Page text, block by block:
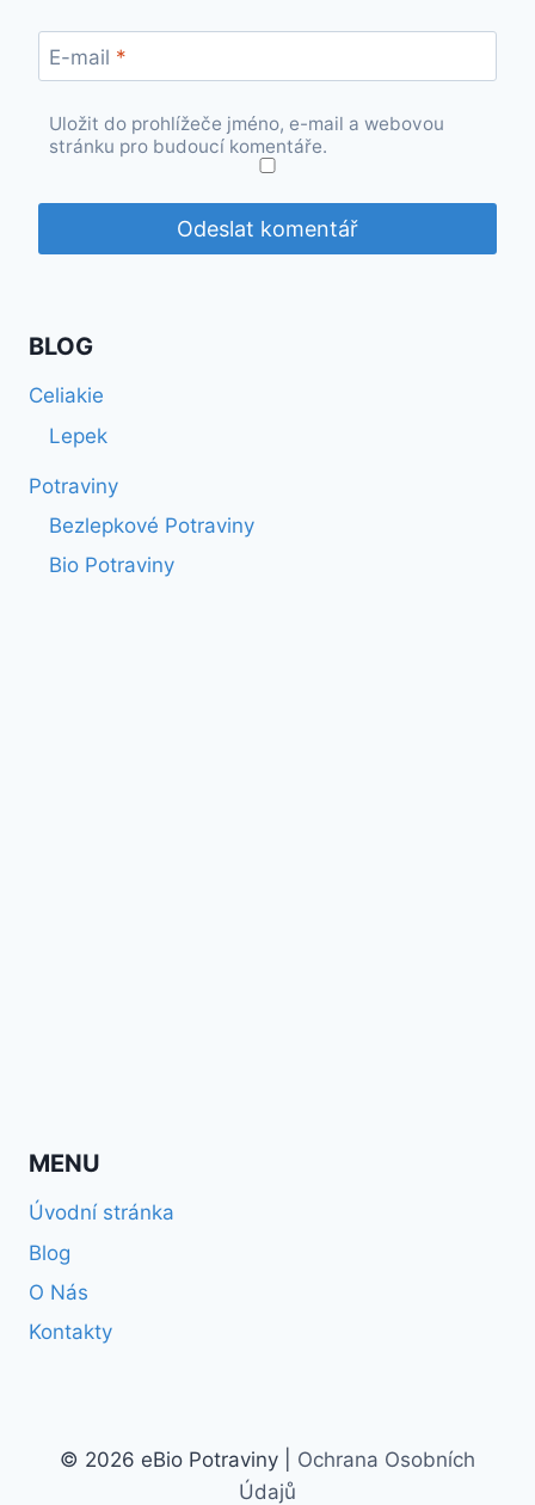
E-mail *
Uložit do prohlížeče jméno, e-mail a webovou
stránku pro budoucí komentáře.
BLOG
Celiakie
Lepek
Potraviny
Bezlepkové Potraviny
Bio Potraviny
MENU
Úvodní stránka
Blog
O Nás
Kontakty
© 2026 eBio Potraviny | Ochrana Osobních
Údajů